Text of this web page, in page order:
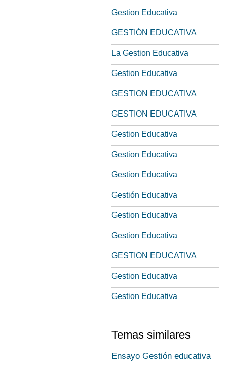
Gestion Educativa
GESTIÓN EDUCATIVA
La Gestion Educativa
Gestion Educativa
GESTION EDUCATIVA
GESTION EDUCATIVA
Gestion Educativa
Gestion Educativa
Gestion Educativa
Gestión Educativa
Gestion Educativa
Gestion Educativa
GESTION EDUCATIVA
Gestion Educativa
Gestion Educativa
Temas similares
Ensayo Gestión educativa